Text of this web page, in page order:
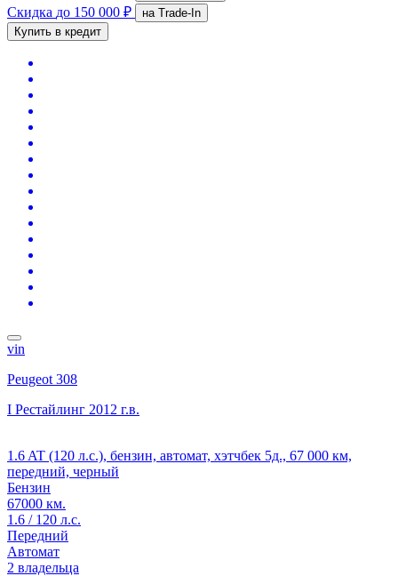
Скидка до 150 000 ₽
на Trade-In
Купить в кредит
vin
Peugeot 308
I Рестайлинг 2012 г.в.
1.6 AT (120 л.с.), бензин, автомат, хэтчбек 5д., 67 000 км,
передний, черный
Бензин
67000 км.
1.6 / 120 л.с.
Передний
Автомат
2 владельца